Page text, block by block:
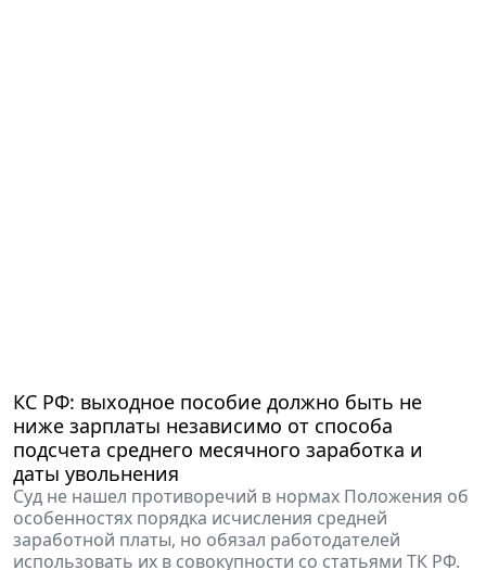
КС РФ: выходное пособие должно быть не
ниже зарплаты независимо от способа
подсчета среднего месячного заработка и
даты увольнения
Суд не нашел противоречий в нормах Положения об
особенностях порядка исчисления средней
заработной платы, но обязал работодателей
использовать их в совокупности со статьями ТК РФ.